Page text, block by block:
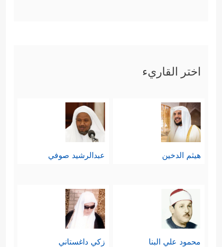
اختر القاريء
هيثم الدخين عبدالرشيد صوفي
محمود علي البنا زكي داغستاني